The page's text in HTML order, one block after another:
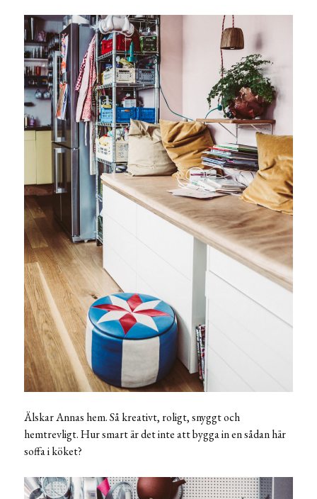
Älskar Annas hem. Så kreativt, roligt, snyggt och
hemtrevligt. Hur smart är det inte att bygga in en sådan här
soffa i köket?